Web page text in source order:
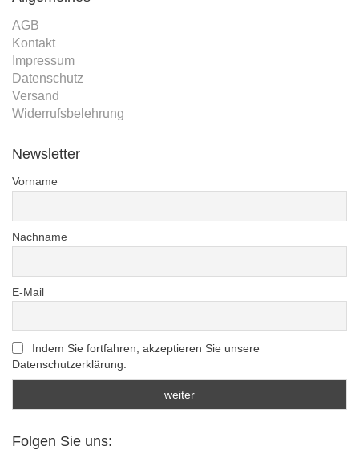
AGB
Kontakt
Impressum
Datenschutz
Versand
Widerrufsbelehrung
Newsletter
Vorname
Nachname
E-Mail
Indem Sie fortfahren, akzeptieren Sie unsere
Datenschutzerklärung.
Folgen Sie uns: